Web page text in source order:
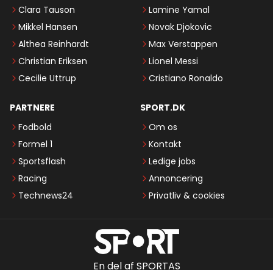
Clara Tauson
Mikkel Hansen
Althea Reinhardt
Christian Eriksen
Cecilie Uttrup
Lamine Yamal
Novak Djokovic
Max Verstappen
Lionel Messi
Cristiano Ronaldo
PARTNERE
Fodbold
Formel 1
Sportsflash
Racing
Technews24
SPORT.DK
Om os
Kontakt
Ledige jobs
Annoncering
Privatliv & cookies
En del af SPORTAS